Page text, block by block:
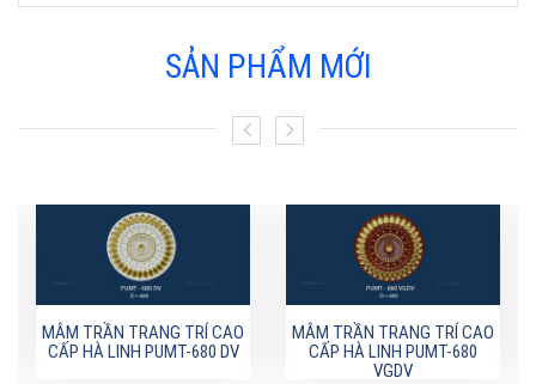
SẢN PHẨM MỚI
MÂM TRẦN TRANG TRÍ CAO
CẤP HÀ LINH PUMT-680 DV
MÂM TRẦN TRANG TRÍ CAO
CẤP HÀ LINH PUMT-680
VGDV